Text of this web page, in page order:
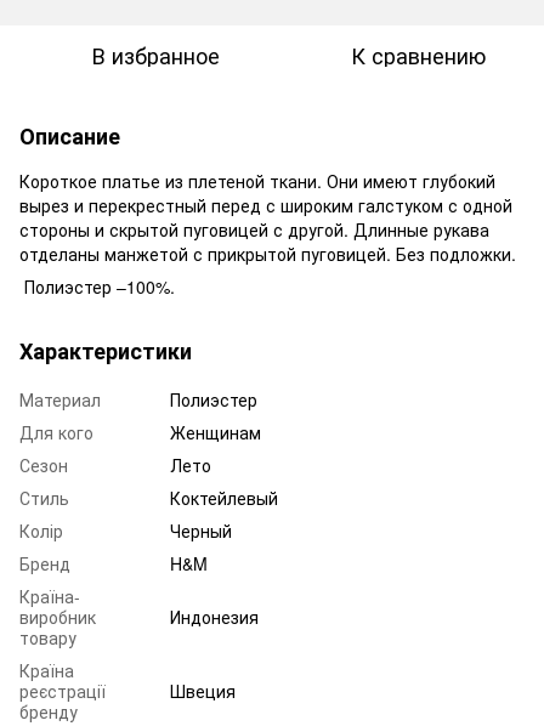
В избранное К сравнению
Описание
Короткое платье из плетеной ткани. Они имеют глубокий
вырез и перекрестный перед с широким галстуком с одной
стороны и скрытой пуговицей с другой. Длинные рукава
отделаны манжетой с прикрытой пуговицей. Без подложки.
Полиэстер –100%.
Характеристики
Материал
Полиэстер
Для кого
Женщинам
Сезон
Лето
Стиль
Коктейлевый
Колір
Черный
Бренд
H&M
Країна-
виробник
товару
Индонезия
Країна
реєстрації
бренду
Швеция